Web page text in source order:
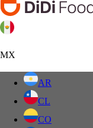
MX
AR
CL
CO